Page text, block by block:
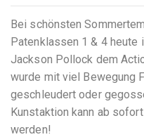
Bei schönsten
Patenklassen 1 & 4 heute
Jackson Pollock dem
wurde mit viel Bewegung
geschleudert oder
Kunstaktion kann ab
werden!